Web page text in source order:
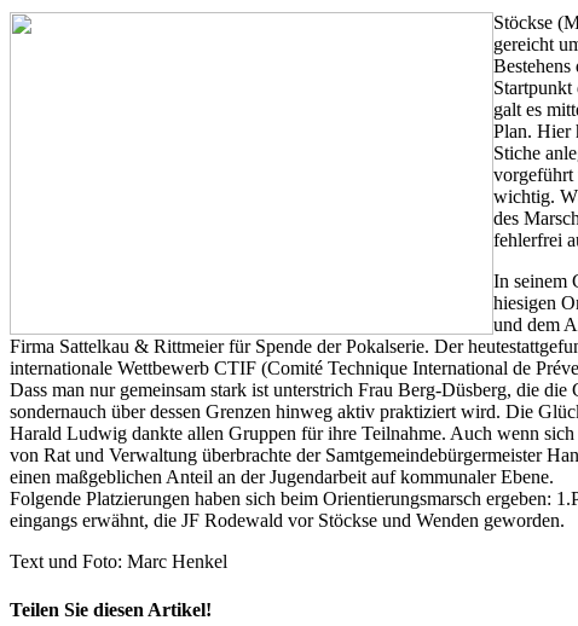
Stöckse
gereicht
Startpunkt
galt es
Plan. Hier
Stiche
vorgeführt
wichtig.
des
fehlerfrei
In seinem
hiesigen
und dem
Firma Sattelkau & Rittmeier für Spende der Pokalserie. Der
internationale Wettbewerb CTIF (Comité Technique International de
Dass man nur gemeinsam stark ist unterstrich Frau Berg-Düsberg, die
sondernauch über dessen Grenzen hinweg aktiv praktiziert wird. Die
Harald Ludwig dankte allen Gruppen für ihre Teilnahme. Auch wenn
von Rat und Verwaltung überbrachte der Samtgemeindebürgermeister
einen maßgeblichen Anteil an der Jugendarbeit auf kommunaler Ebene.
Folgende Platzierungen haben sich beim Orientierungsmarsch ergeben:
eingangs erwähnt, die JF Rodewald vor Stöckse und Wenden geworden.
Text und Foto: Marc Henkel
Teilen Sie diesen Artikel!